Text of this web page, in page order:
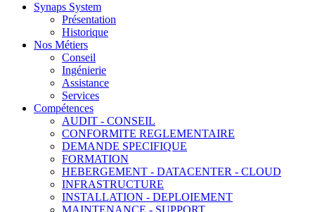
Synaps System
Présentation
Historique
Nos Métiers
Conseil
Ingénierie
Assistance
Services
Compétences
AUDIT - CONSEIL
CONFORMITE REGLEMENTAIRE
DEMANDE SPECIFIQUE
FORMATION
HEBERGEMENT - DATACENTER - CLOUD
INFRASTRUCTURE
INSTALLATION - DEPLOIEMENT
MAINTENANCE - SUPPORT